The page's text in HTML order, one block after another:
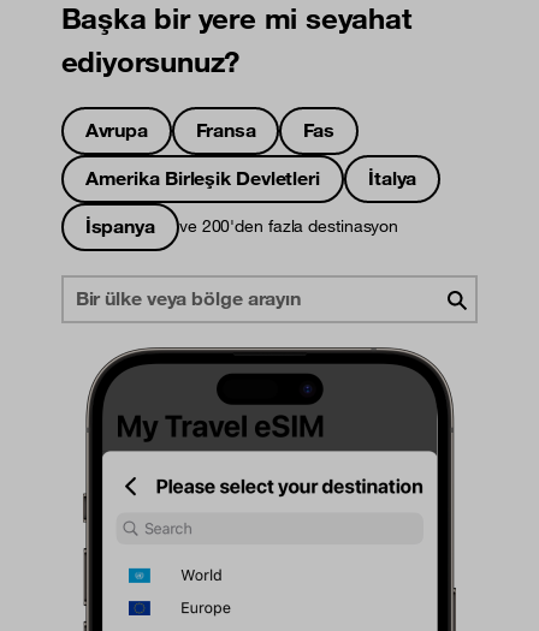
Başka bir yere mi seyahat
ediyorsunuz?
Avrupa Fransa
Fas
Amerika Birleşik Devletleri
İtalya
İspanya
ve 200'den fazla destinasyon